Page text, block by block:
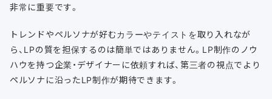
非常に重要です。
トレンドやペルソナが好むカラーやテイストを取り入れなが
ら、LPの質を担保するのは簡単ではありません。LP制作のノウ
ハウを持つ企業・デザイナーに依頼すれば、第三者の視点でより
ペルソナに沿ったLP制作が期待できます。